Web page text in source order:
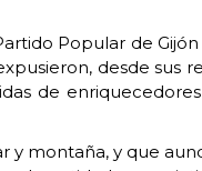
Popular de
desde sus
de
y montaña, y que